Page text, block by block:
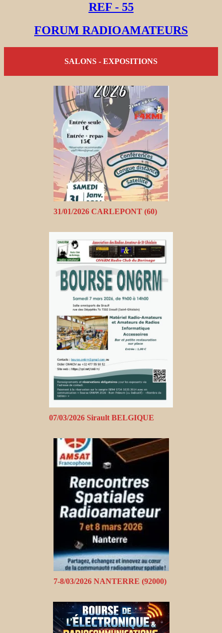
REF - 55
FORUM RADIOAMATEURS
SALONS - EXPOSITIONS
31/01/2026 CARLEPONT (60)
07/03/2026 Sirault BELGIQUE
7-8/03/2026 NANTERRE (92000)